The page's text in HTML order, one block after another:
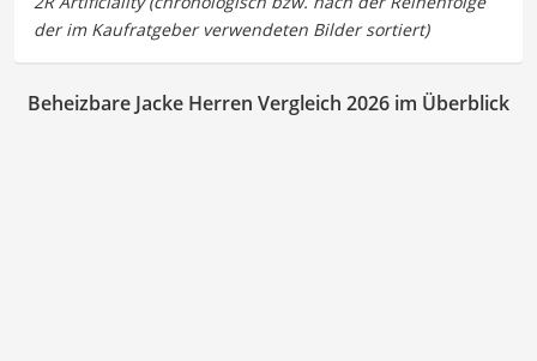
Beheizbare Jacke Herren Vergleich 2026 im Überblick